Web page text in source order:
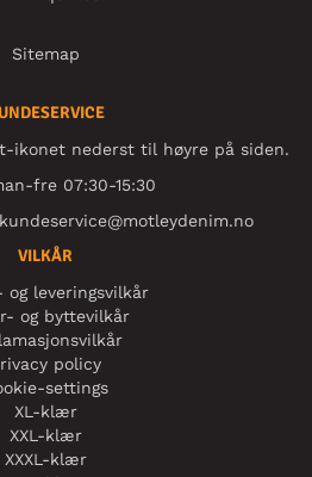
Sitemap
ikonet nederst til høyre på siden.
fre 07:30-15:30
kundeservice@motleydenim.no
VILKÅR
og leveringsvilkår
og byttevilkår
policy
settings
XL-klær
XXL-klær
XXXL-klær